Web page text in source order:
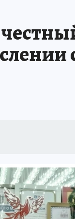
ГЕРОИ ЮЖНОГО
«КОМСОМОЛКИ»